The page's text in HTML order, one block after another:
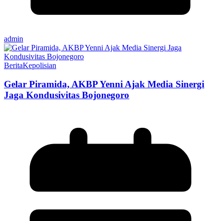
admin
BeritaKepolisian
Gelar Piramida, AKBP Yenni Ajak Media Sinergi
Jaga Kondusivitas Bojonegoro